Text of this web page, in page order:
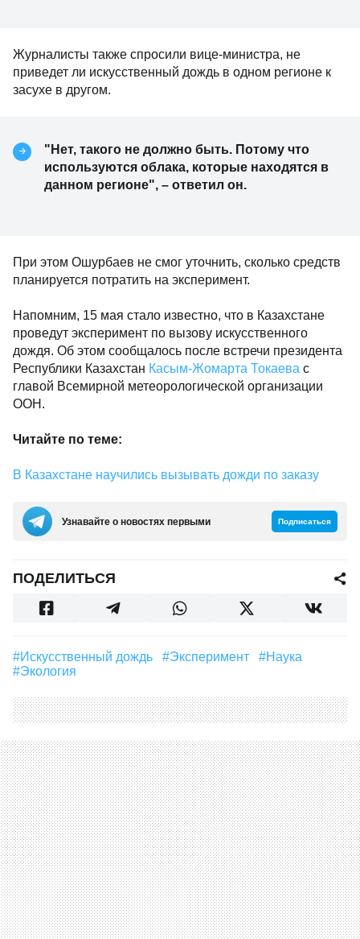
Журналисты также спросили вице-министра, не
приведет ли искусственный дождь в одном регионе к
засухе в другом.
"Нет, такого не должно быть. Потому что
используются облака, которые находятся в
данном регионе", – ответил он.
При этом Ошурбаев не смог уточнить, сколько средств
планируется потратить на эксперимент.
Напомним, 15 мая стало известно, что в Казахстане
проведут эксперимент по вызову искусственного
дождя. Об этом сообщалось после встречи президента
Республики Казахстан Касым-Жомарта Токаева с
главой Всемирной метеорологической организации
ООН.
Читайте по теме:
В Казахстане научились вызывать дожди по заказу
Узнавайте о новостях первыми Подписаться
ПОДЕЛИТЬСЯ
#искусственный дождь #эксперимент
#наука
#экология